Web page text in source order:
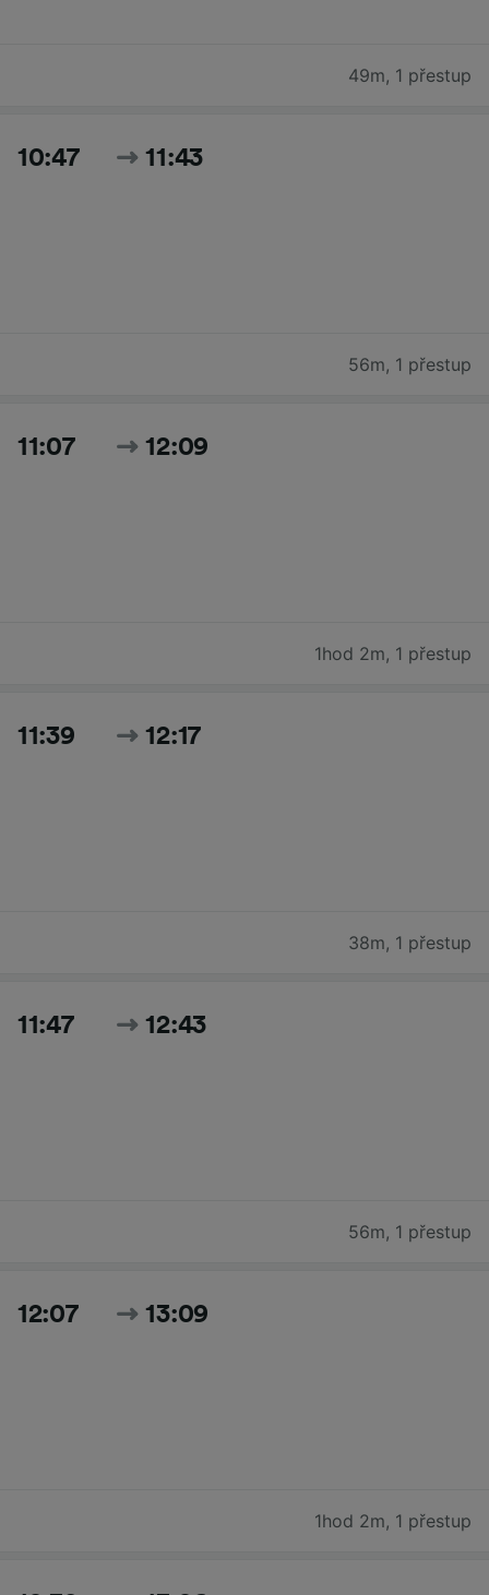
49m, 1 přestup
10:47 11:43
56m, 1 přestup
11:07 12:09
1hod 2m, 1 přestup
11:39 12:17
38m, 1 přestup
11:47 12:43
56m, 1 přestup
12:07 13:09
1hod 2m, 1 přestup